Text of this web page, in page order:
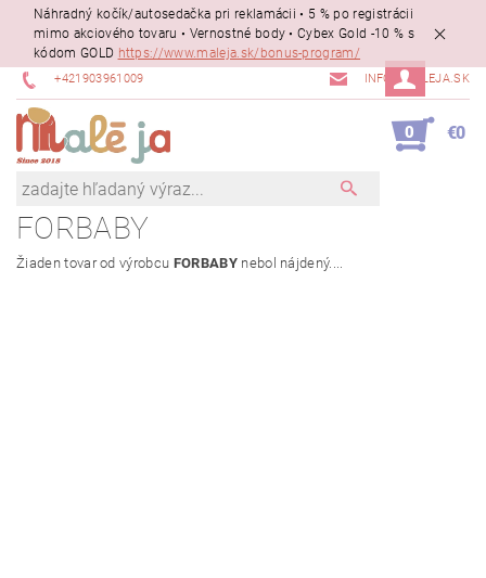
Náhradný kočík/autosedačka pri reklamácii • 5 % po registrácii
mimo akciového tovaru • Vernostné body • Cybex Gold -10 % s
kódom GOLD https://www.maleja.sk/bonus-program/
+421903961009 INFO@MALEJA.SK
0 €0
FORBABY
Žiaden tovar od výrobcu FORBABYnebol nájdený....